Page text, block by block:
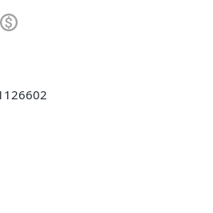
取貨不付款【免運費】、萊爾富取貨付
$1299免運費】、宅配/貨運【單件運
費】